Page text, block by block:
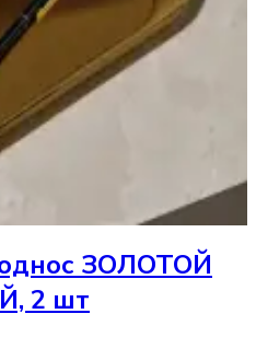
ЗОЛОТОЙ
2 шт